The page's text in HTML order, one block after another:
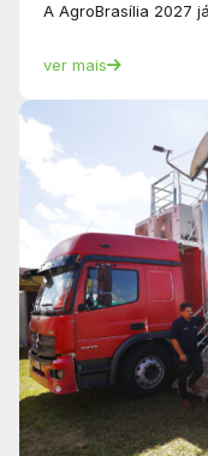
A AgroBrasília 2027
ver mais